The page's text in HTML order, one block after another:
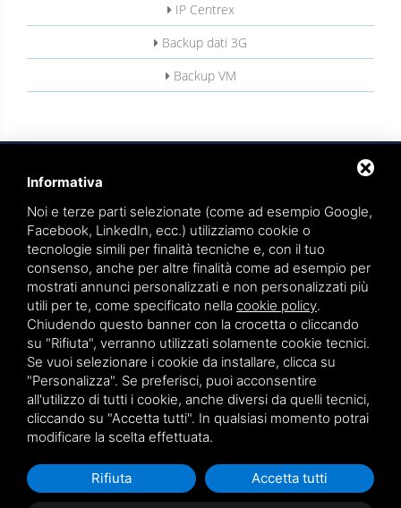
IP Centrex
Backup dati 3G
Backup VM
TEAMWORK S.R.L. | VIA CANOBIO, 10 - 28100 NOVARA
TEL.0321 391066– FAX 0321 399869
P.IVA. 01836570034
VIA GIOVANNI BATTISTA PIRELLI 9 - 20124 MILANO
TEL.02 36539310
Sitemap|Privacy policy|Note legali
Informativa
Noi e terze parti selezionate (come ad esempio Google,
Facebook, LinkedIn, ecc.) utilizziamo cookie o
tecnologie simili per finalità tecniche e, con il tuo
consenso, anche per altre finalità come ad esempio per
mostrati annunci personalizzati e non personalizzati più
utili per te, come specificato nella cookie policy.
Chiudendo questo banner con la crocetta o cliccando
su "Rifiuta", verranno utilizzati solamente cookie tecnici.
Se vuoi selezionare i cookie da installare, clicca su
"Personalizza". Se preferisci, puoi acconsentire
all'utilizzo di tutti i cookie, anche diversi da quelli tecnici,
cliccando su "Accetta tutti". In qualsiasi momento potrai
modificare la scelta effettuata.
Rifiuta Accetta tutti